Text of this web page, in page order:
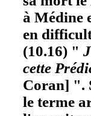
à Médine
en
(10.16) "
cette
Coran] ".
le terme